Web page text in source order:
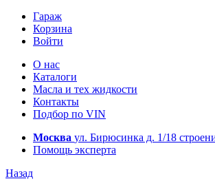
Гараж
Корзина
Войти
О нас
Каталоги
Масла и тех жидкости
Контакты
Подбор по VIN
Москва ул. Бирюсинка д. 1/18
Помощь эксперта
Назад